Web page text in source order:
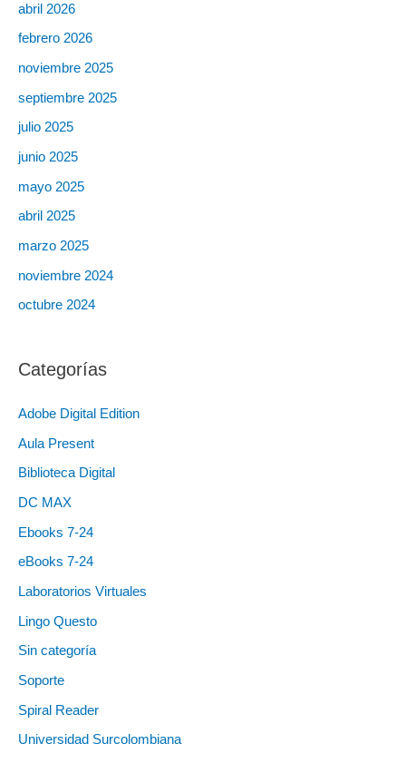
abril 2026
febrero 2026
noviembre 2025
septiembre 2025
julio 2025
junio 2025
mayo 2025
abril 2025
marzo 2025
noviembre 2024
octubre 2024
Categorías
Adobe Digital Edition
Aula Present
Biblioteca Digital
DC MAX
Ebooks 7-24
eBooks 7-24
Laboratorios Virtuales
Lingo Questo
Sin categoría
Soporte
Spiral Reader
Universidad Surcolombiana